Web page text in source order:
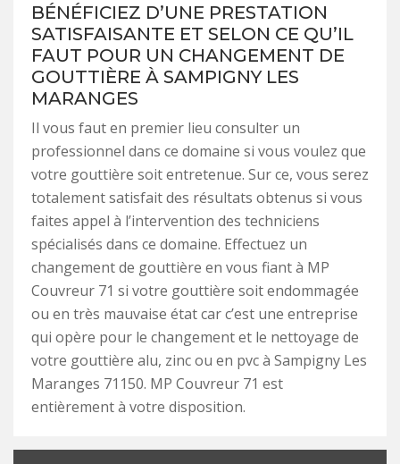
BÉNÉFICIEZ D’UNE PRESTATION
SATISFAISANTE ET SELON CE QU’IL
FAUT POUR UN CHANGEMENT DE
GOUTTIÈRE À SAMPIGNY LES
MARANGES
Il vous faut en premier lieu consulter un
professionnel dans ce domaine si vous voulez que
votre gouttière soit entretenue. Sur ce, vous serez
totalement satisfait des résultats obtenus si vous
faites appel à l’intervention des techniciens
spécialisés dans ce domaine. Effectuez un
changement de gouttière en vous fiant à MP
Couvreur 71 si votre gouttière soit endommagée
ou en très mauvaise état car c’est une entreprise
qui opère pour le changement et le nettoyage de
votre gouttière alu, zinc ou en pvc à Sampigny Les
Maranges 71150. MP Couvreur 71 est
entièrement à votre disposition.